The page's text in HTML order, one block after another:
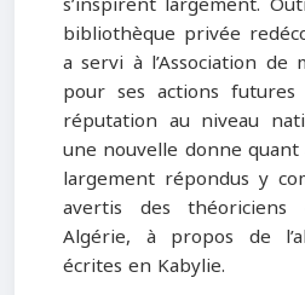
bibliothèque privée
a servi à l’Association de
pour ses actions
réputation au niveau
une nouvelle donne
largement répondus y
avertis des
Algérie, à propos de
écrites en Kabylie.